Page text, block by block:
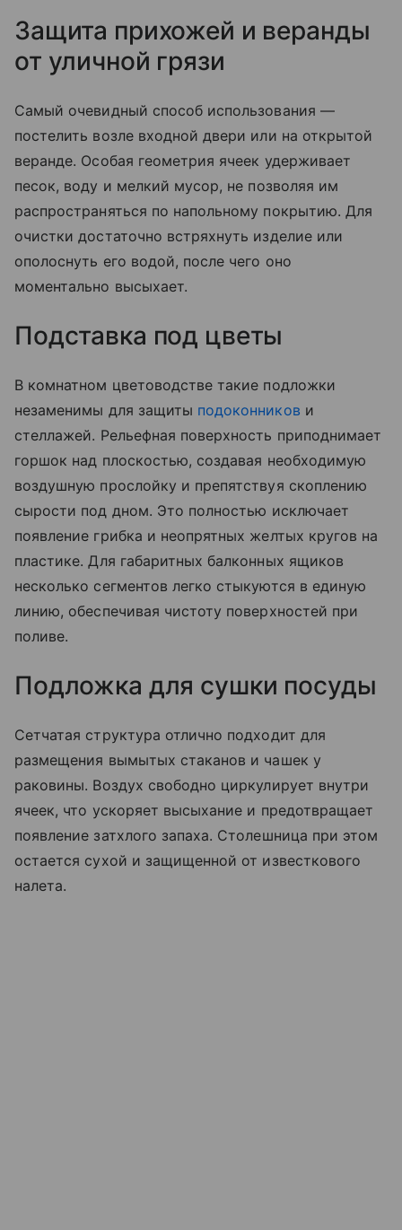
Защита прихожей и веранды
от уличной грязи
Самый очевидный способ использования —
постелить возле входной двери или на открытой
веранде. Особая геометрия ячеек удерживает
песок, воду и мелкий мусор, не позволяя им
распространяться по напольному покрытию. Для
очистки достаточно встряхнуть изделие или
ополоснуть его водой, после чего оно
моментально высыхает.
Подставка под цветы
В комнатном цветоводстве такие подложки
незаменимы для защиты подоконников и
стеллажей. Рельефная поверхность приподнимает
горшок над плоскостью, создавая необходимую
воздушную прослойку и препятствуя скоплению
сырости под дном. Это полностью исключает
появление грибка и неопрятных желтых кругов на
пластике. Для габаритных балконных ящиков
несколько сегментов легко стыкуются в единую
линию, обеспечивая чистоту поверхностей при
поливе.
Подложка для сушки посуды
Сетчатая структура отлично подходит для
размещения вымытых стаканов и чашек у
раковины. Воздух свободно циркулирует внутри
ячеек, что ускоряет высыхание и предотвращает
появление затхлого запаха. Столешница при этом
остается сухой и защищенной от известкового
налета.